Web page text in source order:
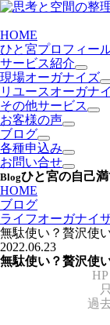
HOME
ひと宮プロフィー
サービス紹介
現場オーガナイズ
リユースオーガナ
その他サービス
お客様の声
ブログ
各種申込み
お問い合せ
Blogひと宮の自己
HOME
ブログ
ライフオーガナイ
無駄使い？贅沢使
2022.06.23
無駄使い？贅沢使
過